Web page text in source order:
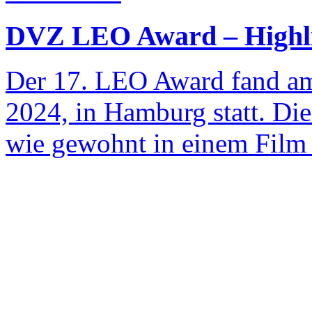
DVZ LEO Award –
Der 17. LEO Award fand
2024, in Hamburg statt.
wie gewohnt in einem Film